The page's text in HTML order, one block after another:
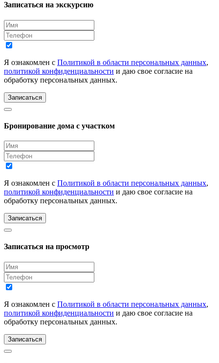
Записаться на экскурсию
Я ознакомлен с Политикой в области персональных данных,
политикой конфиденциальности и даю свое согласие на
обработку персональных данных.
Записаться
Бронирование дома с участком
Я ознакомлен с Политикой в области персональных данных,
политикой конфиденциальности и даю свое согласие на
обработку персональных данных.
Записаться
Записаться на просмотр
Я ознакомлен с Политикой в области персональных данных,
политикой конфиденциальности и даю свое согласие на
обработку персональных данных.
Записаться